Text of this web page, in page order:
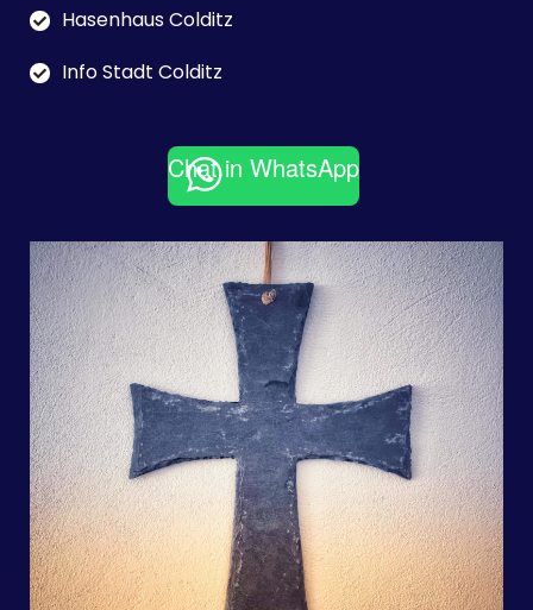
Hasenhaus Colditz
Info Stadt Colditz
Chat in WhatsApp